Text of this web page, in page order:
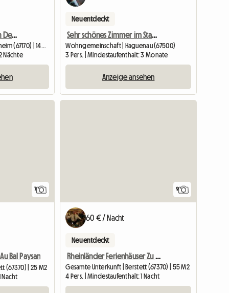
Gite De La Cour Pavée In Der Nähe Von Straßburg
Nächte
Neu entdeckt
Sehr schönes Zimmer im Stadtzentrum
Wohngemeinschaft | Haguenau (67500)
3 Pers. | Mindestaufenthalt: 3 Monate
Anzeige ansehen
7
Bal Paysan
(67370) | 25 M2
Nacht
9
60 € / Nacht
Neu entdeckt
Rheinländer Ferienhäuser Zu Vermieten Au Bal Paysan
Gesamte Unterkunft | Berstett (67370) | 55 M2
4 Pers. | Mindestaufenthalt: 1 Nacht